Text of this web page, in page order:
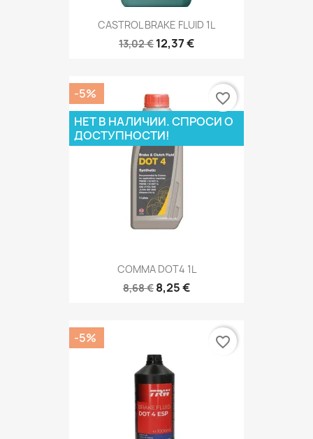
CASTROL BRAKE FLUID 1L
13,02 € 12,37 €
COMMA DOT4 1L
8,68 € 8,25 €
-5%
НЕТ В НАЛИЧИИ. СПРОСИ О
ДОСТУПНОСТИ!
favorite_border
-5% favorite_border